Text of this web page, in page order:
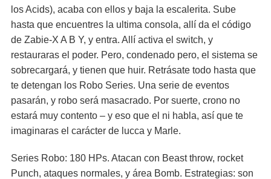
los Acids), acaba con ellos y baja la escalerita. Sube
hasta que encuentres la ultima consola, allí da el código
de Zabie-X A B Y, y entra. Allí activa el switch, y
restauraras el poder. Pero, condenado pero, el sistema se
sobrecargará, y tienen que huir. Retrásate todo hasta que
te detengan los Robo Series. Una serie de eventos
pasarán, y robo será masacrado. Por suerte, crono no
estará muy contento – y eso que el ni habla, así que te
imaginaras el carácter de lucca y Marle.
Series Robo: 180 HPs. Atacan con Beast throw, rocket
Punch, ataques normales, y área Bomb. Estrategias: son